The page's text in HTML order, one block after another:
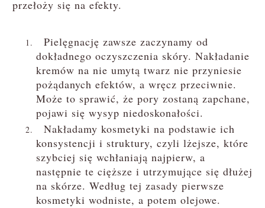
przełoży się na efekty.
Pielęgnację zawsze zaczynamy od
dokładnego oczyszczenia skóry. Nakładanie
kremów na nie umytą twarz nie przyniesie
pożądanych efektów, a wręcz przeciwnie.
Może to sprawić, że pory zostaną zapchane,
pojawi się wysyp niedoskonałości.
Nakładamy kosmetyki na podstawie ich
konsystencji i struktury, czyli lżejsze, które
szybciej się wchłaniają najpierw, a
następnie te cięższe i utrzymujące się dłużej
na skórze. Według tej zasady pierwsze
kosmetyki wodniste, a potem olejowe.